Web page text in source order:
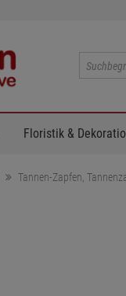
Floristik &
Tannen-Zapfen,